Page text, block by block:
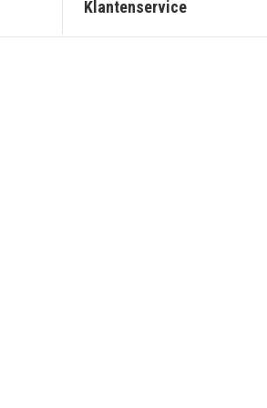
Klantenservice